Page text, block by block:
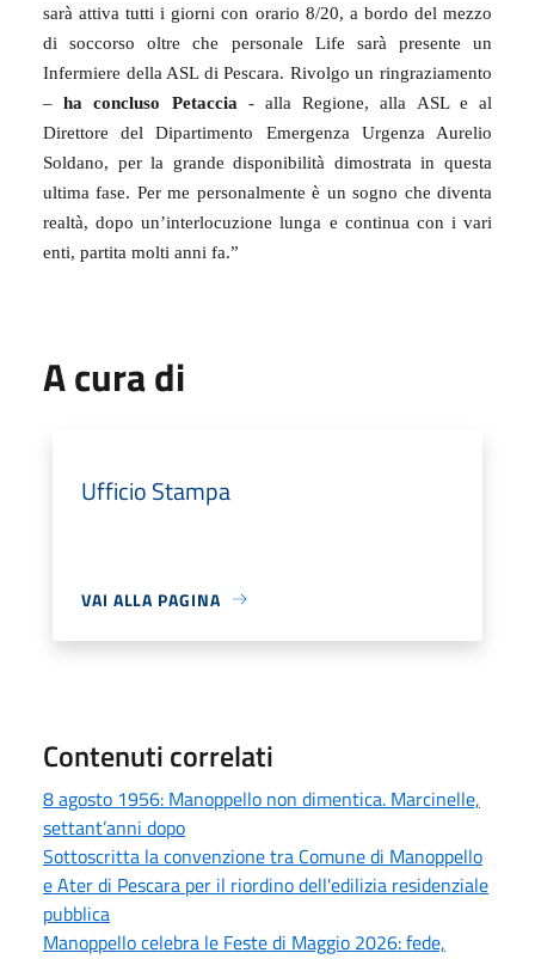
sarà attiva tutti i giorni con orario 8/20, a bordo del mezzo
di soccorso oltre che personale Life sarà presente un
Infermiere della ASL di Pescara. Rivolgo un ringraziamento
–ha concluso Petaccia - alla Regione, alla ASL e al
Direttore del Dipartimento Emergenza Urgenza Aurelio
Soldano, per la grande disponibilità dimostrata in questa
ultima fase. Per me personalmente è un sogno che diventa
realtà, dopo un’interlocuzione lunga e continua con i vari
enti, partita molti anni fa.”
A cura di
Ufficio Stampa
VAI ALLA PAGINA
Contenuti correlati
8 agosto 1956: Manoppello non dimentica. Marcinelle,
settant’anni dopo
Sottoscritta la convenzione tra Comune di Manoppello
e Ater di Pescara per il riordino dell'edilizia residenziale
pubblica
Manoppello celebra le Feste di Maggio 2026: fede,